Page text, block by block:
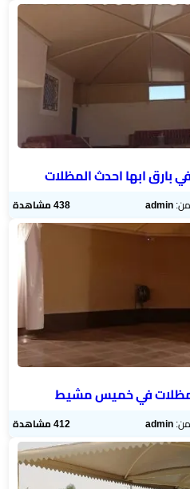
بارق ابها احدث المظلات
من:admin 438 مشاهدة
مظلات في خميس مشيط
من:admin 412 مشاهدة